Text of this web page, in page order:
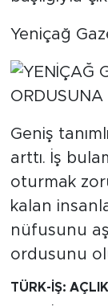
Yeniçağ
Geniş
arttı. İş
oturmak
kalan
nüfusunu
ordusunu
TÜRK-İŞ: